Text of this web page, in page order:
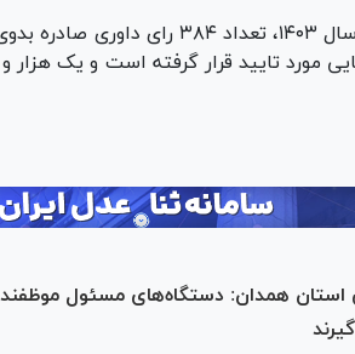
محمدی مهر تصریح کرد: در سال ۱۴۰۳،
همدان: دستگاه‌های مسئول موظفند